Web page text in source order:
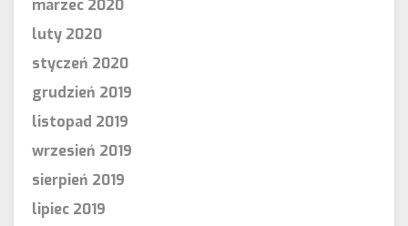
marzec 2020
luty 2020
styczeń 2020
grudzień 2019
listopad 2019
wrzesień 2019
sierpień 2019
lipiec 2019